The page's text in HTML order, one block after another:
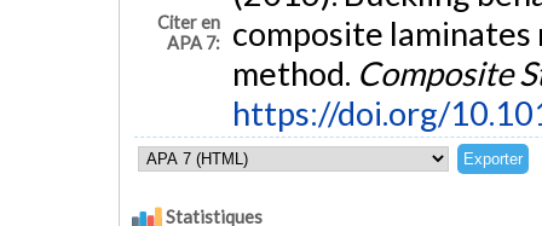
Citer en
APA 7:
composite
method. Composite
https://doi.org/
Statistiques